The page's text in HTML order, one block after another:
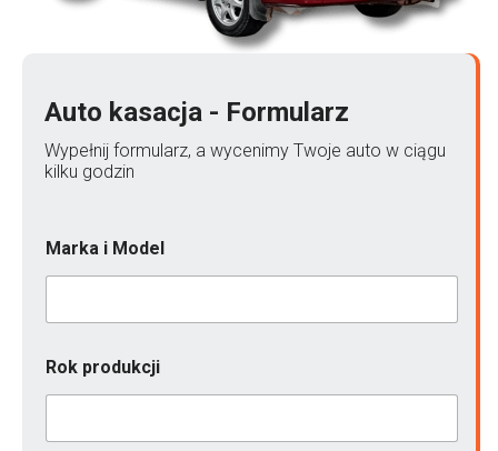
Auto kasacja - Formularz
Wypełnij formularz, a wycenimy Twoje auto w ciągu
kilku godzin
Marka i Model
Rok produkcji